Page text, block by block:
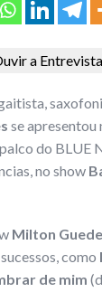
a Entrevista
se apresentou
do BLUE
no show
Milton
como
de mim